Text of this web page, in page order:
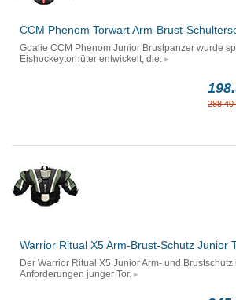
CCM Phenom Torwart Arm-Brust-
Goalie CCM Phenom Junior Brustpanzer wurde
Eishockeytorhüter entwickelt, die.
288.40
Warrior Ritual X5 Arm-Brust-Schutz Junior
Der Warrior Ritual X5 Junior Arm- und
Anforderungen junger Tor.